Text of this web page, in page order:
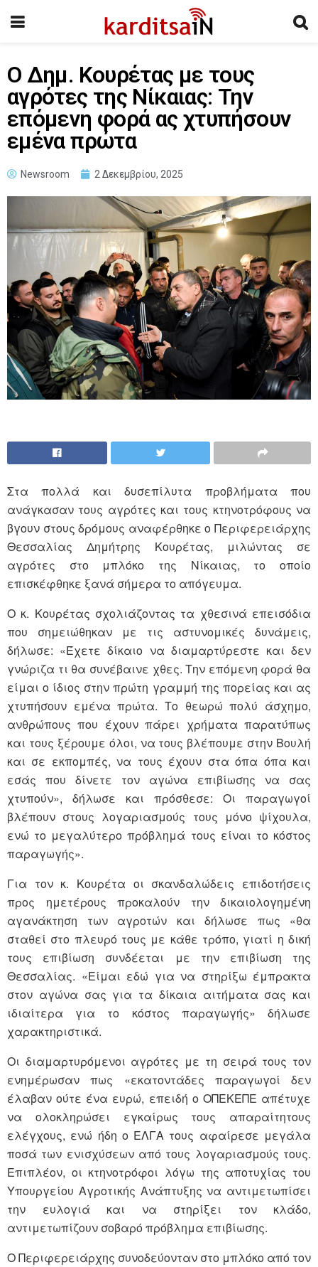
Ο Δημ. Κουρέτας με τους
αγρότες της Νίκαιας: Την
επόμενη φορά ας χτυπήσουν
εμένα πρώτα
Newsroom 2 Δεκεμβρίου, 2025
Στα πολλά και δυσεπίλυτα προβλήματα που
ανάγκασαν τους αγρότες και τους κτηνοτρόφους να
βγουν στους δρόμους αναφέρθηκε ο Περιφερειάρχης
Θεσσαλίας Δημήτρης Κουρέτας, μιλώντας σε
αγρότες στο μπλόκο της Νίκαιας, το οποίο
επισκέφθηκε ξανά σήμερα το απόγευμα.
Ο κ. Κουρέτας σχολιάζοντας τα χθεσινά επεισόδια
που σημειώθηκαν με τις αστυνομικές δυνάμεις,
δήλωσε: «Έχετε δίκαιο να διαμαρτύρεστε και δεν
γνώριζα τι θα συνέβαινε χθες. Την επόμενη φορά θα
είμαι ο ίδιος στην πρώτη γραμμή της πορείας και ας
χτυπήσουν εμένα πρώτα. Το θεωρώ πολύ άσχημο,
ανθρώπους που έχουν πάρει χρήματα παρατύπως
και τους ξέρουμε όλοι, να τους βλέπουμε στην Βουλή
και σε εκπομπές, να τους έχουν στα όπα όπα και
εσάς που δίνετε τον αγώνα επιβίωσης να σας
χτυπούν», δήλωσε και πρόσθεσε: Οι παραγωγοί
βλέπουν στους λογαριασμούς τους μόνο ψίχουλα,
ενώ το μεγαλύτερο πρόβλημά τους είναι το κόστος
παραγωγής».
Για τον κ. Κουρέτα οι σκανδαλώδεις επιδοτήσεις
προς ημετέρους προκαλούν την δικαιολογημένη
αγανάκτηση των αγροτών και δήλωσε πως «θα
σταθεί στο πλευρό τους με κάθε τρόπο, γιατί η δική
τους επιβίωση συνδέεται με την επιβίωση της
Θεσσαλίας. «Είμαι εδώ για να στηρίξω έμπρακτα
στον αγώνα σας για τα δίκαια αιτήματα σας και
ιδιαίτερα για το κόστος παραγωγής» δήλωσε
χαρακτηριστικά.
Οι διαμαρτυρόμενοι αγρότες με τη σειρά τους τον
ενημέρωσαν πως «εκατοντάδες παραγωγοί δεν
έλαβαν ούτε ένα ευρώ, επειδή ο ΟΠΕΚΕΠΕ απέτυχε
να ολοκληρώσει εγκαίρως τους απαραίτητους
ελέγχους, ενώ ήδη ο ΕΛΓΑ τους αφαίρεσε μεγάλα
ποσά των ενισχύσεων από τους λογαριασμούς τους.
Επιπλέον, οι κτηνοτρόφοι λόγω της αποτυχίας του
Υπουργείου Αγροτικής Ανάπτυξης να αντιμετωπίσει
την ευλογιά και να στηρίξει τον κλάδο,
αντιμετωπίζουν σοβαρό πρόβλημα επιβίωσης.
Ο Περιφερειάρχης συνοδεύονταν στο μπλόκο από τον